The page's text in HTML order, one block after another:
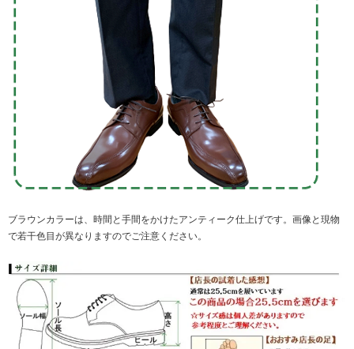
ブラウンカラーは、時間と手間をかけたアンティーク仕上げです。画像と現物
で若干色目が異なりますのでご注意ください。